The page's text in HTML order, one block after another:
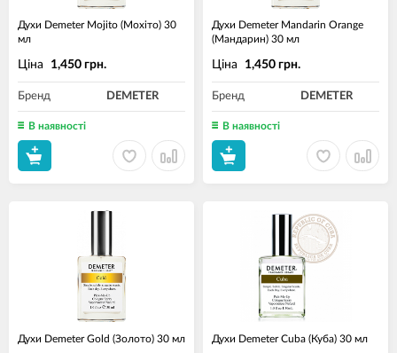
Духи Demeter Mojito (Мохіто) 30
мл
Ціна 1,450 грн.
Бренд DEMETER
В наявності
Духи Demeter Mandarin Orange
(Мандарин) 30 мл
Ціна 1,450 грн.
Бренд DEMETER
В наявності
Духи Demeter Gold (Золото) 30 мл Духи Demeter Cuba (Куба) 30 мл